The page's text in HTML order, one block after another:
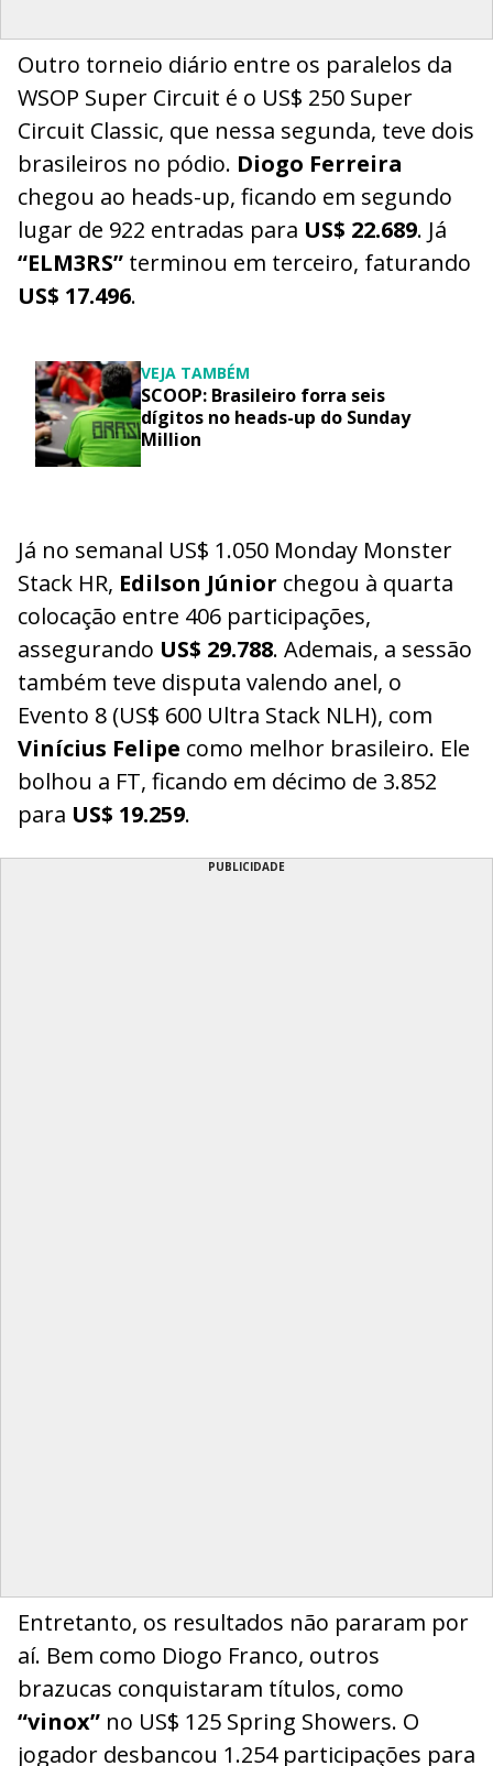
Outro torneio diário entre os paralelos da
WSOP Super Circuit é o US$ 250 Super
Circuit Classic, que nessa segunda, teve dois
brasileiros no pódio. Diogo Ferreira
chegou ao heads-up, ficando em segundo
lugar de 922 entradas para US$ 22.689. Já
“ELM3RS” terminou em terceiro, faturando
US$ 17.496.
VEJA TAMBÉM
SCOOP: Brasileiro forra seis
dígitos no heads-up do Sunday
Million
Já no semanal US$ 1.050 Monday Monster
Stack HR, Edilson Júnior chegou à quarta
colocação entre 406 participações,
assegurando US$ 29.788. Ademais, a sessão
também teve disputa valendo anel, o
Evento 8 (US$ 600 Ultra Stack NLH), com
Vinícius Felipe como melhor brasileiro. Ele
bolhou a FT, ficando em décimo de 3.852
para US$ 19.259.
PUBLICIDADE
Entretanto, os resultados não pararam por
aí. Bem como Diogo Franco, outros
brazucas conquistaram títulos, como
“vinox” no US$ 125 Spring Showers. O
jogador desbancou 1.254 participações para